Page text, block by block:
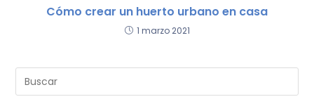
Cómo crear un huerto urbano en casa
1 marzo 2021